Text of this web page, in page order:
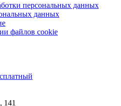
персональных данных
данных
файлов cookie
141